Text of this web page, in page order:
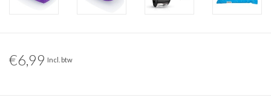
€6,99 Incl. btw